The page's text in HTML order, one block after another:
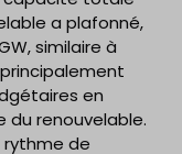
a plafonné,
similaire à
en
du renouvelable.
rythme de